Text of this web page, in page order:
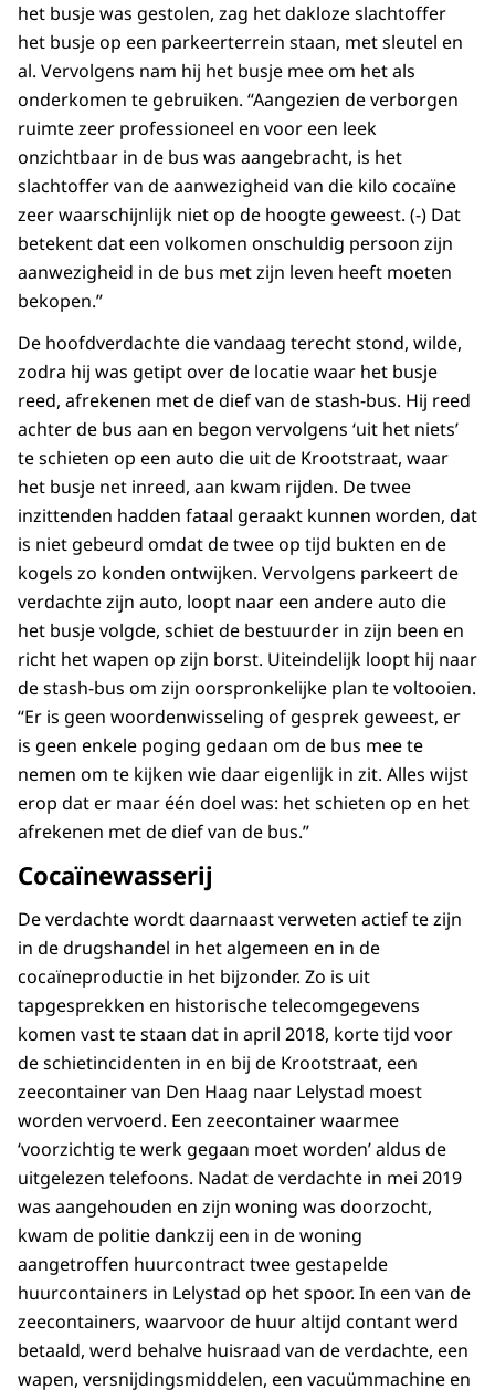
het busje was gestolen, zag het dakloze slachtoffer
het busje op een parkeerterrein staan, met sleutel en
al. Vervolgens nam hij het busje mee om het als
onderkomen te gebruiken. “Aangezien de verborgen
ruimte zeer professioneel en voor een leek
onzichtbaar in de bus was aangebracht, is het
slachtoffer van de aanwezigheid van die kilo cocaïne
zeer waarschijnlijk niet op de hoogte geweest. (-) Dat
betekent dat een volkomen onschuldig persoon zijn
aanwezigheid in de bus met zijn leven heeft moeten
bekopen.”
De hoofdverdachte die vandaag terecht stond, wilde,
zodra hij was getipt over de locatie waar het busje
reed, afrekenen met de dief van de stash-bus. Hij reed
achter de bus aan en begon vervolgens ‘uit het niets’
te schieten op een auto die uit de Krootstraat, waar
het busje net inreed, aan kwam rijden. De twee
inzittenden hadden fataal geraakt kunnen worden, dat
is niet gebeurd omdat de twee op tijd bukten en de
kogels zo konden ontwijken. Vervolgens parkeert de
verdachte zijn auto, loopt naar een andere auto die
het busje volgde, schiet de bestuurder in zijn been en
richt het wapen op zijn borst. Uiteindelijk loopt hij naar
de stash-bus om zijn oorspronkelijke plan te voltooien.
“Er is geen woordenwisseling of gesprek geweest, er
is geen enkele poging gedaan om de bus mee te
nemen om te kijken wie daar eigenlijk in zit. Alles wijst
erop dat er maar één doel was: het schieten op en het
afrekenen met de dief van de bus.”
Cocaïnewasserij
De verdachte wordt daarnaast verweten actief te zijn
in de drugshandel in het algemeen en in de
cocaïneproductie in het bijzonder. Zo is uit
tapgesprekken en historische telecomgegevens
komen vast te staan dat in april 2018, korte tijd voor
de schietincidenten in en bij de Krootstraat, een
zeecontainer van Den Haag naar Lelystad moest
worden vervoerd. Een zeecontainer waarmee
‘voorzichtig te werk gegaan moet worden’ aldus de
uitgelezen telefoons. Nadat de verdachte in mei 2019
was aangehouden en zijn woning was doorzocht,
kwam de politie dankzij een in de woning
aangetroffen huurcontract twee gestapelde
huurcontainers in Lelystad op het spoor. In een van de
zeecontainers, waarvoor de huur altijd contant werd
betaald, werd behalve huisraad van de verdachte, een
wapen, versnijdingsmiddelen, een vacuümmachine en